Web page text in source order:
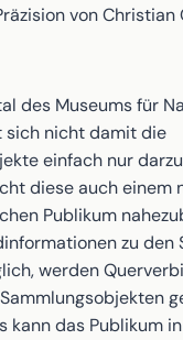
von
des Museums für
sich nicht damit die
einfach nur
diese auch einem
Publikum
zu den
werden
kann das Publikum